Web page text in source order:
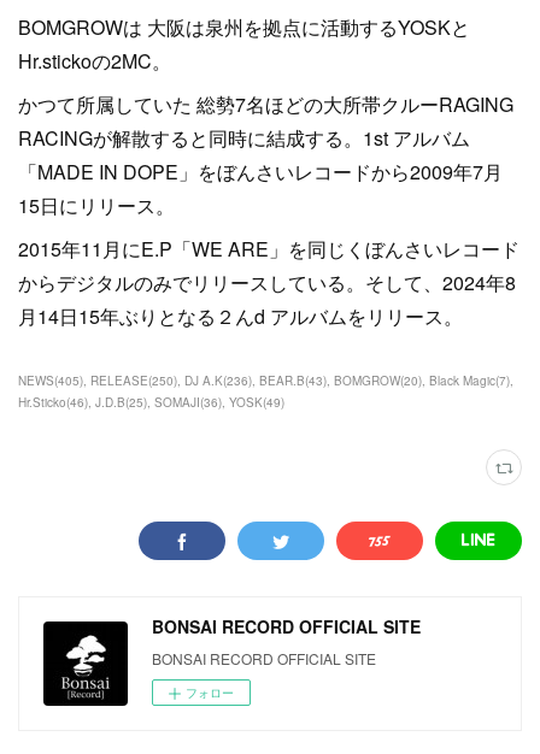
BOMGROWは 大阪は泉州を拠点に活動するYOSKと
Hr.stickoの2MC。
かつて所属していた 総勢7名ほどの大所帯クルーRAGING
RACINGが解散すると同時に結成する。1st アルバム
「MADE IN DOPE」をぼんさいレコードから2009年7月
15日にリリース。
2015年11月にE.P「WE ARE」を同じくぼんさいレコード
からデジタルのみでリリースしている。そして、2024年8
月14日15年ぶりとなる２んd アルバムをリリース。
NEWS(405) RELEASE(250) DJ A.K(236) BEAR.B(43) BOMGROW(20) Black Magic(7)
Hr.Sticko(46) J.D.B(25) SOMAJI(36) YOSK(49)
BONSAI RECORD OFFICIAL SITE
BONSAI RECORD OFFICIAL SITE
フォロー